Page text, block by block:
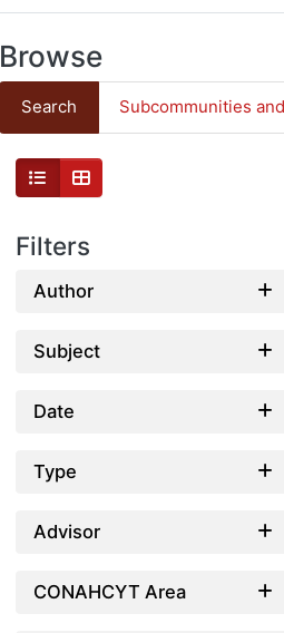
Browse
Search Subcommunities
Filters
Author
Subject
Date
Type
Advisor
CONAHCYT Area